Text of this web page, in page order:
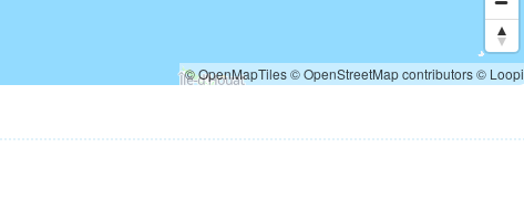
© OpenMapTiles© OpenStreetMap contributors© Loopi